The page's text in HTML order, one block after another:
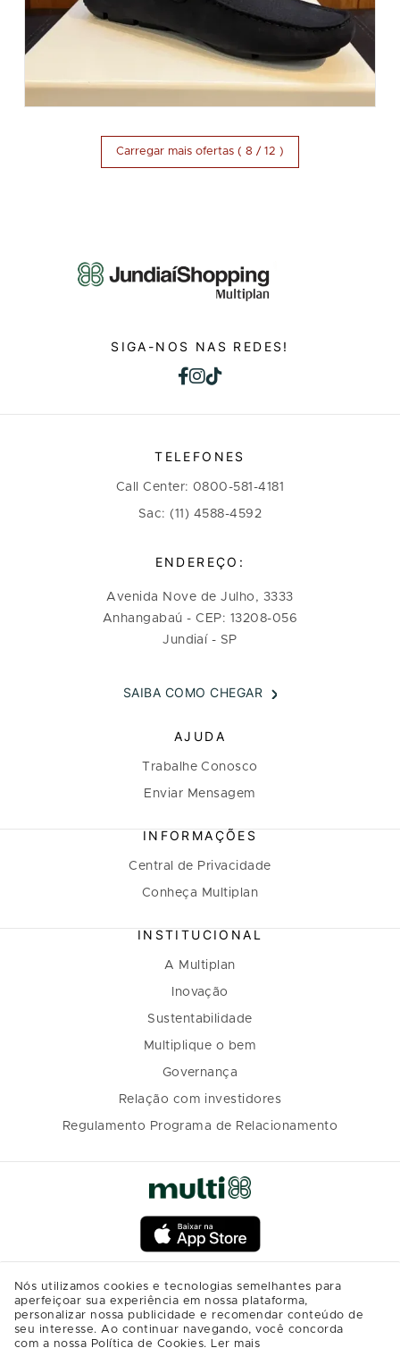
Mocassim modelo Driver Clark, couro camurça azul
marinho da loja CNS.
Detalhes
Carregar mais ofertas ( 8 / 12 )
SIGA-NOS NAS REDES!
TELEFONES
Call Center: 0800-581-4181
Sac: (11) 4588-4592
ENDEREÇO:
Avenida Nove de Julho, 3333
Anhangabaú - CEP: 13208-056
Jundiaí - SP
SAIBA COMO CHEGAR
AJUDA
Trabalhe Conosco
Enviar Mensagem
INFORMAÇÕES
Central de Privacidade
Conheça Multiplan
INSTITUCIONAL
A Multiplan
Inovação
Sustentabilidade
Multiplique o bem
Governança
Relação com investidores
Regulamento Programa de Relacionamento
Nós utilizamos cookies e tecnologias semelhantes para
aperfeiçoar sua experiência em nossa plataforma,
personalizar nossa publicidade e recomendar conteúdo de
seu interesse. Ao continuar navegando, você concorda
com a nossa Política de Cookies. Ler mais